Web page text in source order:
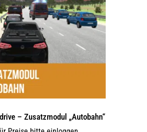
– Zusatzmodul „Autobahn“